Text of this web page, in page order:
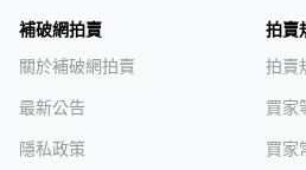
補破網拍賣
關於補破網拍賣
最新公告
隱私政策
拍賣
拍賣
買家
買家